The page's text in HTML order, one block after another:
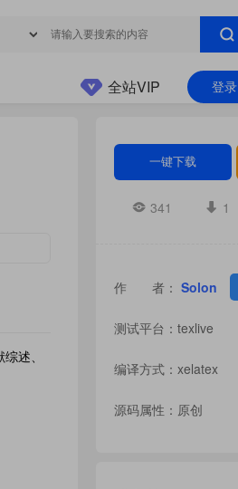
登录
全站VIP
述、
一键下载
341 1
作 者： Solon
测试平台：texlive
编译方式：xelatex
源码属性：原创